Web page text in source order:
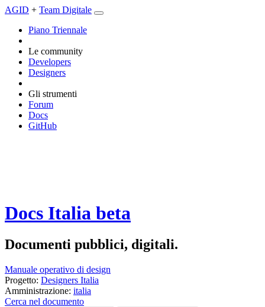
AGID + Team Digitale
Piano Triennale
Le community
Developers
Designers
Gli strumenti
Forum
Docs
GitHub
Docs Italia beta
Documenti pubblici, digitali.
Manuale operativo di design
Progetto: Designers Italia
Amministrazione: italia
Cerca nel documento